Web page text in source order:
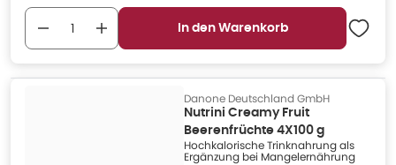
In den Warenkorb
Danone Deutschland GmbH
Nutrini Creamy Fruit
Beerenfrüchte 4X100 g
Hochkalorische Trinknahrung als
Ergänzung bei Mangelernährung